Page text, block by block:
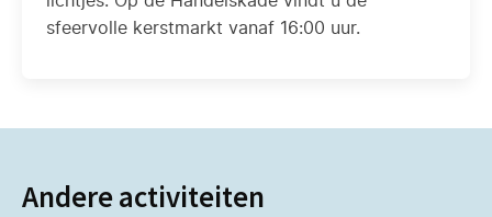
sfeervolle kerstmarkt vanaf 16:00 uur.
Andere activiteiten